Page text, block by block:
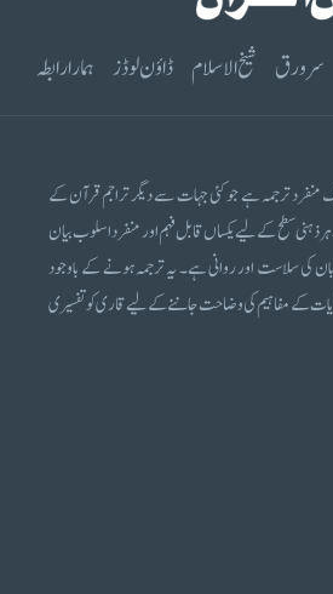
سرورق شیخ الاسلام ڈاؤن لوڈز ہمارا رابطہ
منفرد ترجمہ ہے جو کئی جہات سے دیگر تراجم قرآن کے
ہر ذہنی سطح کے لیے یکساں قابل فہم اور منفرد اسلوب بیان
کی سلاست اور روانی ہے۔ یہ ترجمہ ہونے کے باوجود
کے مفاہیم کی وضاحت جاننے کے لیے قاری کو تفسیری